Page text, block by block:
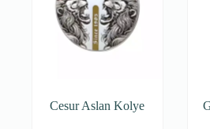
Cesur Aslan Kolye